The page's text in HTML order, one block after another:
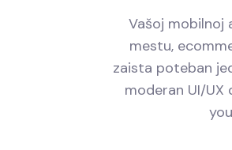
Vašoj mobilnoj
mestu,
zaista poteban
moderan UI/UX